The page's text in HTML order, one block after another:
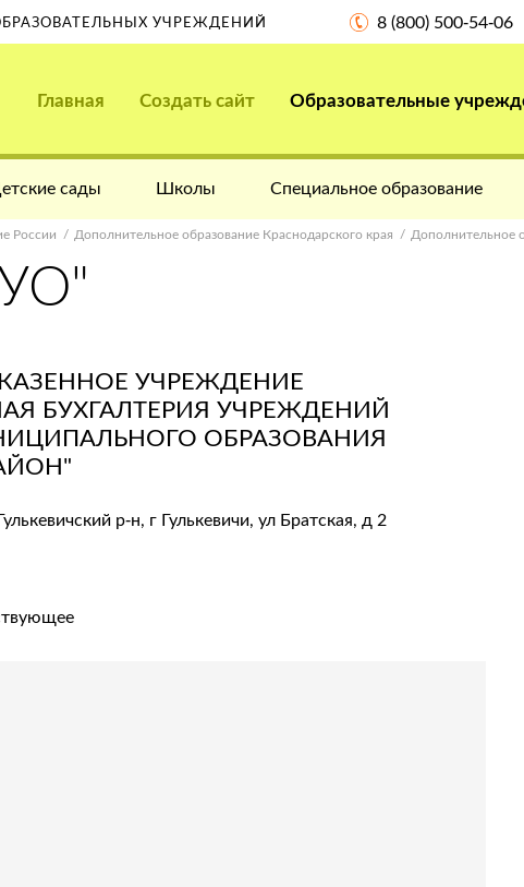
УЧРЕЖДЕНИЙ 8 (800) 500-54-06
Главная Создать сайт Образовательные
сады Школы Специальное образование
России Дополнительное образование Краснодарского края Дополнительное
УЧРЕЖДЕНИЕ
БУХГАЛТЕРИЯ УЧРЕЖДЕНИЙ
ОБРАЗОВАНИЯ
р-н, г Гулькевичи, ул Братская, д 2